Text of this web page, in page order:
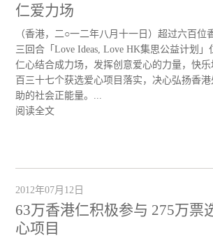
仁爱力场
（香港，二○一二年八月十一日）超过六百位
三回合「Love Ideas, Love HK集思公益计划
仁心结合成力场，发挥创意爱心的力量，快
百三十七个获选爱心项目落实，决心弘扬香
助的社会正能量。...
阅读全文
2012年07月12日
63万香港仁积极参与 275万票
心项目